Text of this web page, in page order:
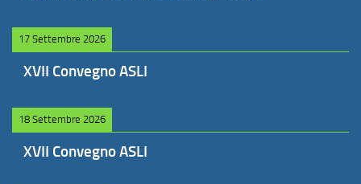
17 Settembre 2026
XVII Convegno ASLI
18 Settembre 2026
XVII Convegno ASLI